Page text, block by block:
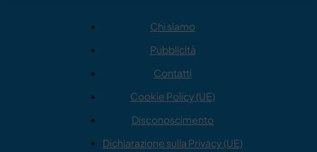
Chi siamo
Pubblicità
Contatti
Cookie Policy (UE)
Disconoscimento
Dichiarazione sulla Privacy (UE)